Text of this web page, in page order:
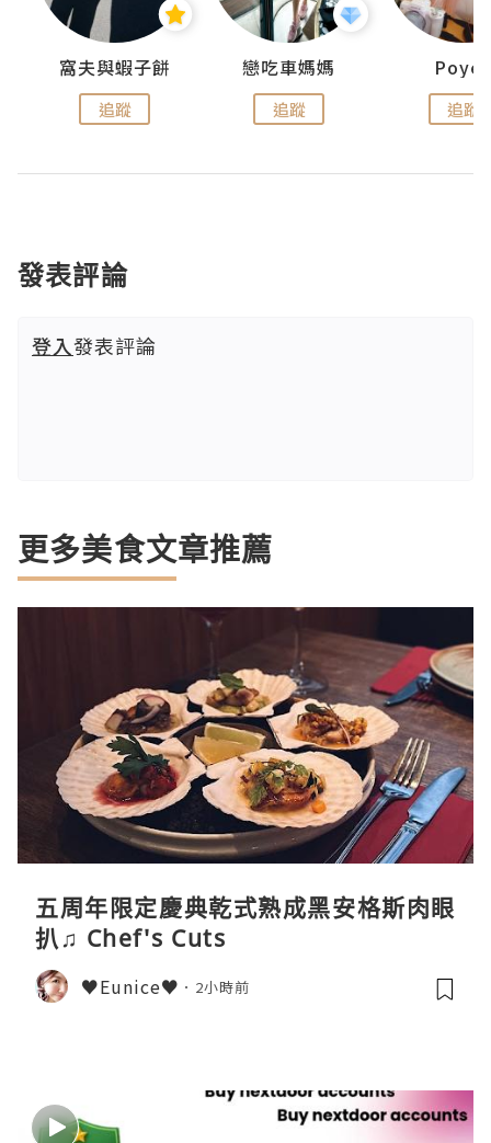
窩夫與蝦子餅
追蹤
戀吃車媽媽
追蹤 追蹤
發表評論
登入發表評論
更多美食文章推薦
五周年限定慶典乾式熟成黑安格斯肉眼
扒♫ Chef's Cuts
♥Eunice♥ 2小時前